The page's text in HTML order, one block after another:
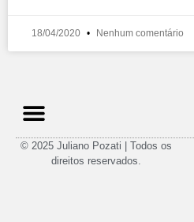
18/04/2020 Nenhum comentário
© 2025 Juliano Pozati | Todos os
direitos reservados.